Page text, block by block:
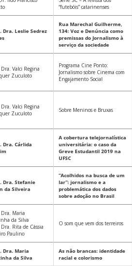
“futebóis” catarinenses
Dra. Leslie Sedrez
Rua Marechal Guilherme,
134: Voz e Denúncia como
premissas do Jornalismo à
serviço da sociedade
Dra. Valci Regina
Zuculoto
Programa Cine Ponto:
Jornalismo sobre Cinema com
Engajamento Social
Dra. Valci Regina
Zuculoto
Sobre Meninos e Bruxas
Dra. Cárlida
A cobertura telejornalística
universitária: o caso da
Greve Estudantil 2019 na
UFSC
Dra. Stefanie
da Silveira
“Acolhidos na busca de um
lar”: jornalismo e a
problemática dos dados
sobre adoção no Brasil
Dra. Maria
da Silva
Dra. Rita de Cássia
Paulino
O som que vem dos terreiros
Dra. Maria
da Silva
As não brancas: identidade
racial e colorismo